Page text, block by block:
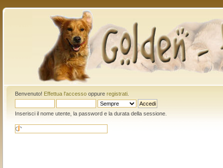
Benvenuto! Effettua l'accessooppure registrati.
Inserisci il nome utente, la password e la durata della sessione.